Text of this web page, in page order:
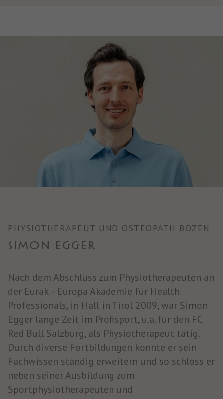
PHYSIOTHERAPEUT UND OSTEOPATH BOZEN
SIMON EGGER
Nach dem Abschluss zum Physiotherapeuten an
der Eurak – Europa Akademie für Health
Professionals, in Hall in Tirol 2009, war Simon
Egger lange Zeit im Profisport, u.a. für den FC
Red Bull Salzburg, als Physiotherapeut tätig.
Durch diverse Fortbildungen konnte er sein
Fachwissen ständig erweitern und so schloss er
neben seiner Ausbildung zum
Sportphysiotherapeuten und